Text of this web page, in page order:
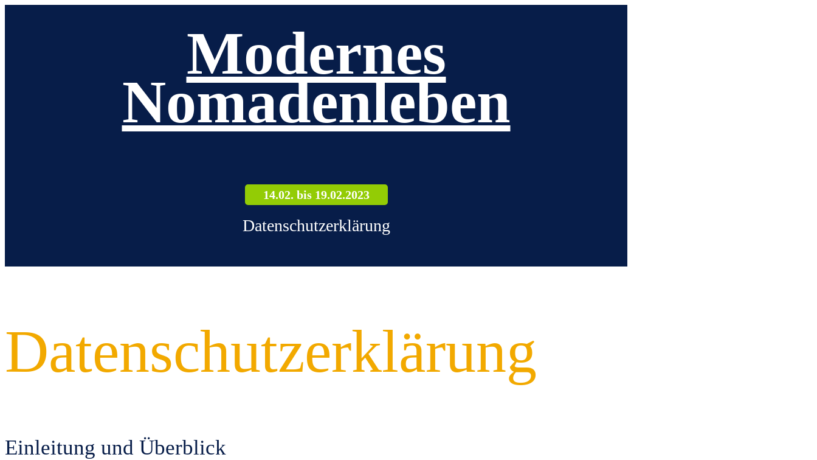
Modernes
Nomadenleben
14.02. bis 19.02.2023
Datenschutzerklärung
Datenschutzerklärung
Einleitung und Überblick